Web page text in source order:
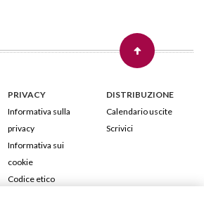
PRIVACY
Informativa sulla
privacy
Informativa sui
cookie
Codice etico
DISTRIBUZIONE
Calendario uscite
Scrivici